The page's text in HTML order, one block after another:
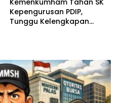
Kemenkumham Tahan SK
Kepengurusan PDIP,
Tunggu Kelengkapan